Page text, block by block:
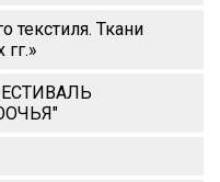
текстиля. Ткани